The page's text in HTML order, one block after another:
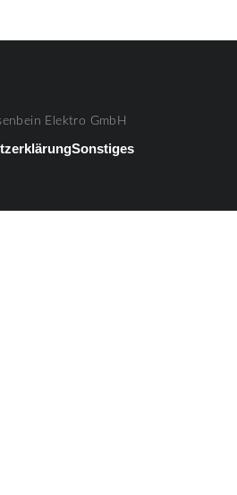
Elektro GmbH
Sonstiges